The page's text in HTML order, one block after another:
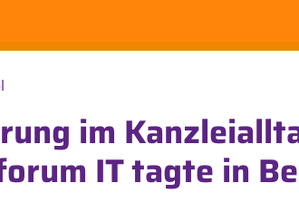
im
IT tagte in